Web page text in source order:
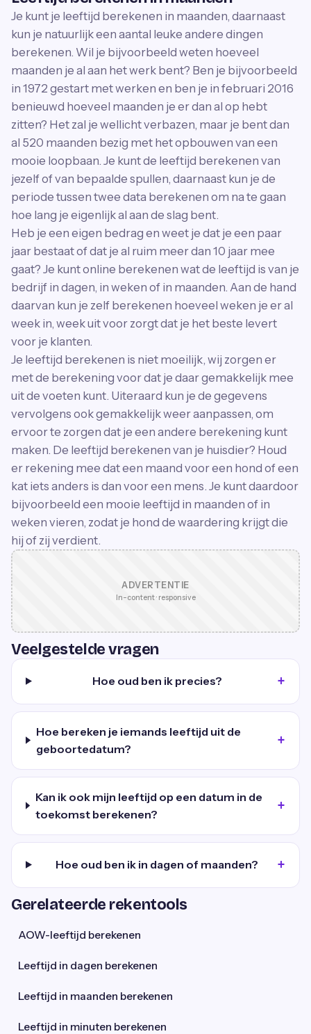
Je kunt je leeftijd berekenen in maanden, daarnaast
kun je natuurlijk een aantal leuke andere dingen
berekenen. Wil je bijvoorbeeld weten hoeveel
maanden je al aan het werk bent? Ben je bijvoorbeeld
in 1972 gestart met werken en ben je in februari 2016
benieuwd hoeveel maanden je er dan al op hebt
zitten? Het zal je wellicht verbazen, maar je bent dan
al 520 maanden bezig met het opbouwen van een
mooie loopbaan. Je kunt de leeftijd berekenen van
jezelf of van bepaalde spullen, daarnaast kun je de
periode tussen twee data berekenen om na te gaan
hoe lang je eigenlijk al aan de slag bent.
Heb je een eigen bedrag en weet je dat je een paar
jaar bestaat of dat je al ruim meer dan 10 jaar mee
gaat? Je kunt online berekenen wat de leeftijd is van je
bedrijf in dagen, in weken of in maanden. Aan de hand
daarvan kun je zelf berekenen hoeveel weken je er al
week in, week uit voor zorgt dat je het beste levert
voor je klanten.
Je leeftijd berekenen is niet moeilijk, wij zorgen er
met de berekening voor dat je daar gemakkelijk mee
uit de voeten kunt. Uiteraard kun je de gegevens
vervolgens ook gemakkelijk weer aanpassen, om
ervoor te zorgen dat je een andere berekening kunt
maken. De leeftijd berekenen van je huisdier? Houd
er rekening mee dat een maand voor een hond of een
kat iets anders is dan voor een mens. Je kunt daardoor
bijvoorbeeld een mooie leeftijd in maanden of in
weken vieren, zodat je hond de waardering krijgt die
hij of zij verdient.
ADVERTENTIE
In-content · responsive
Veelgestelde vragen
Hoe oud ben ik precies?
Hoe bereken je iemands leeftijd uit de
geboortedatum?
Kan ik ook mijn leeftijd op een datum in de
toekomst berekenen?
Hoe oud ben ik in dagen of maanden?
Gerelateerde rekentools
AOW-leeftijd berekenen
Leeftijd in dagen berekenen
Leeftijd in maanden berekenen
Leeftijd in minuten berekenen